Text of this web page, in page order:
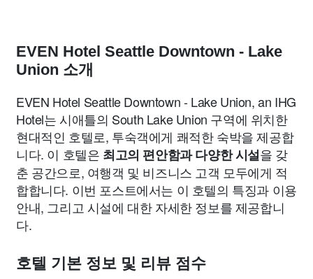
EVEN Hotel Seattle Downtown - Lake
Union 소개
EVEN Hotel Seattle Downtown - Lake Union, an IHG
Hotel는 시애틀의 South Lake Union 구역에 위치한
현대적인 호텔로, 투숙객에게 쾌적한 숙박을 제공합
니다. 이 호텔은 최고의 편안함과 다양한 시설을 갖
춘 공간으로, 여행객 및 비즈니스 고객 모두에게 적
합합니다. 이번 포스트에서는 이 호텔의 특징과 이용
안내, 그리고 시설에 대한 자세한 정보를 제공합니
다.
호텔 기본 정보 및 리뷰 점수